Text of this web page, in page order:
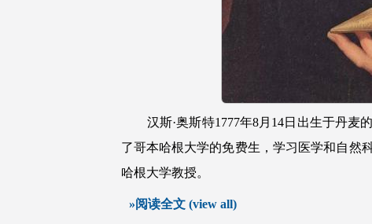
汉斯·奥斯特1777年8月14日出生于丹麦
了哥本哈根大学的免费生，学习医学和自然
哈根大学教授。
»阅读全文 (view all)